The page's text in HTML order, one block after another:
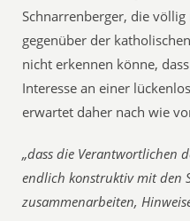
Schnarrenberger, die
gegenüber der
nicht erkennen könne,
Interesse an einer
erwartet daher nach wie
„dass die Verantwortlichen
endlich konstruktiv mit den
zusammenarbeiten,